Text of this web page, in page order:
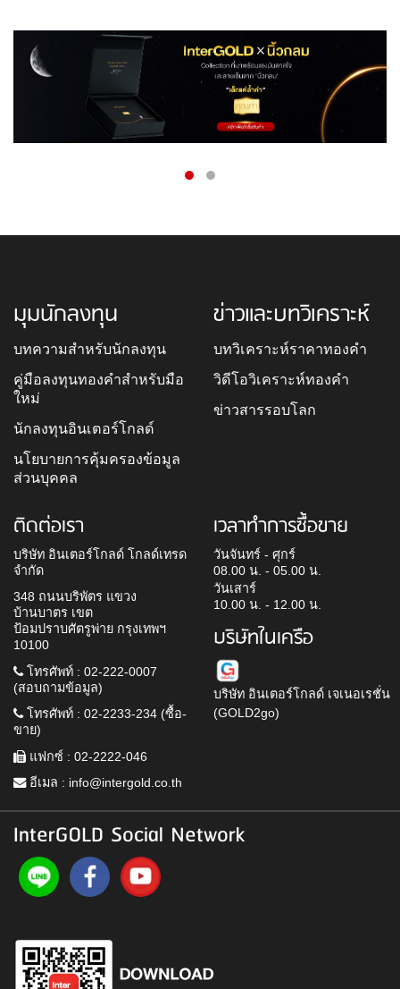
มุมนักลงทุน
บทความสำหรับนักลงทุน
คู่มือลงทุนทองคำสำหรับมือ
ใหม่
นักลงทุนอินเตอร์โกลด์
นโยบายการคุ้มครองข้อมูล
ส่วนบุคคล
ข่าวและบทวิเคราะห์
บทวิเคราะห์ราคาทองคำ
วิดีโอวิเคราะห์ทองคำ
ข่าวสารรอบโลก
ติดต่อเรา
บริษัท อินเตอร์โกลด์ โกลด์เทรด
จำกัด
348 ถนนบริพัตร แขวง
บ้านบาตร เขต
ป้อมปราบศัตรูพ่าย กรุงเทพฯ
10100
โทรศัพท์ : 02-222-0007
(สอบถามข้อมูล)
โทรศัพท์ : 02-2233-234 (ซื้อ-
ขาย)
แฟกซ์ : 02-2222-046
อีเมล : info@intergold.co.th
เวลาทำการซื้อขาย
วันจันทร์ - ศุกร์
08.00 น. - 05.00 น.
วันเสาร์
10.00 น. - 12.00 น.
บริษัทในเครือ
บริษัท อินเตอร์โกลด์ เจเนอเรชั่น
(GOLD2go)
InterGOLD Social Network